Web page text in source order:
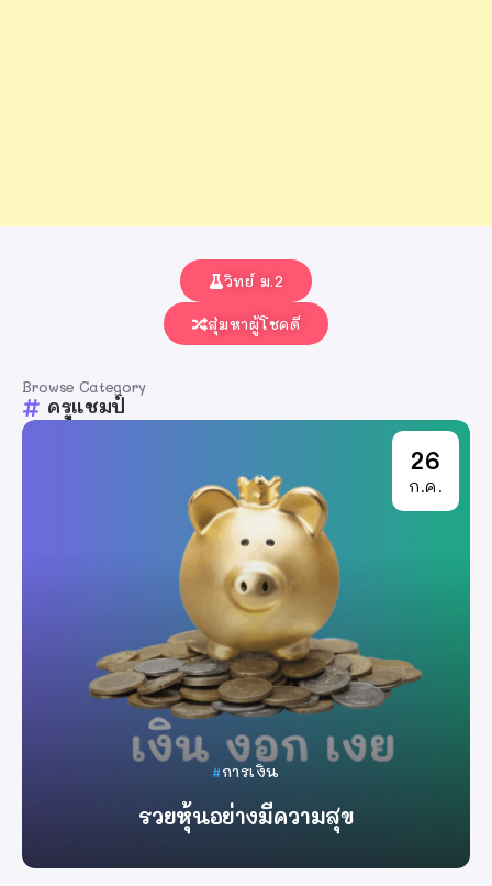
วิทย์ ม.2
สุ่มหาผู้โชคดี
ครูแชมป์
Browse Category
การเงิน
รวยหุ้นอย่างมีความสุข
By ครูแชมป์
26
ก.ค.